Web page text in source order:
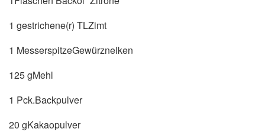
1 gestrichene(r) TLZimt
1 MesserspitzeGewürznelken
125 gMehl
1 Pck.Backpulver
20 gKakaopulver